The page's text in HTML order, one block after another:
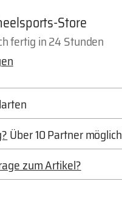
Store
fertig in 24 Stunden
Über 10 Partner möglich
zum Artikel?